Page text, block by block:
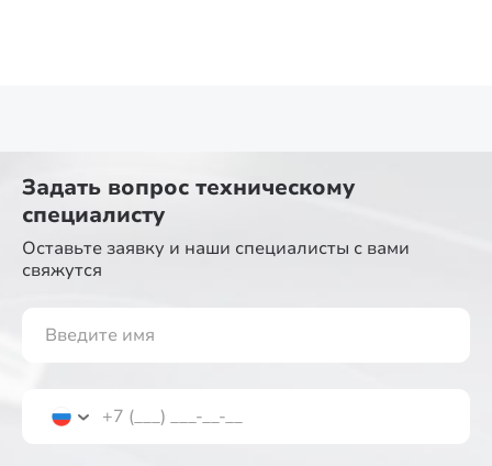
Задать вопрос техническому
специалисту
Оставьте заявку и наши специалисты с вами
свяжутся